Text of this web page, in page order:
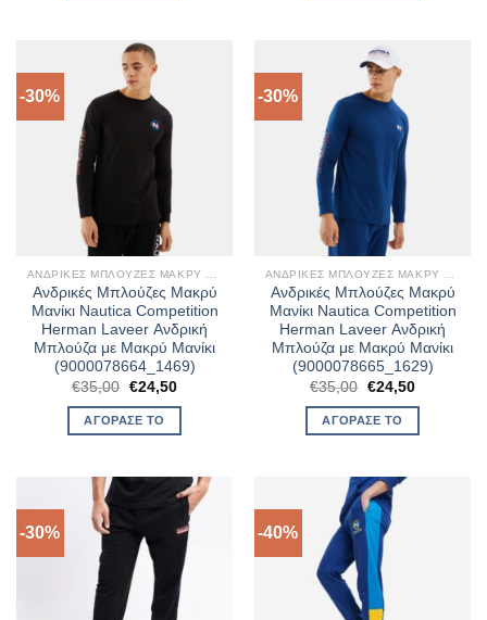
-30%
Ανδρικές Μπλούζες Μακρύ
Μανίκι Nautica Competition
Herman Laveer Ανδρική
Μπλούζα με Μακρύ Μανίκι
(9000078664_1469)
€35,00 Original
price
was:
€35,00.
€24,50Η
τιμή
ΑΓΌΡΑΣΈ ΤΟ
-30%
Ανδρικές Μπλούζες Μακρύ
Μανίκι Nautica Competition
Herman Laveer Ανδρική
Μπλούζα με Μακρύ Μανίκι
(9000078665_1629)
€35,00 Original
price
was:
€35,00.
€24,50Η
τιμή
ΑΓΌΡΑΣΈ ΤΟ
-30% -40%